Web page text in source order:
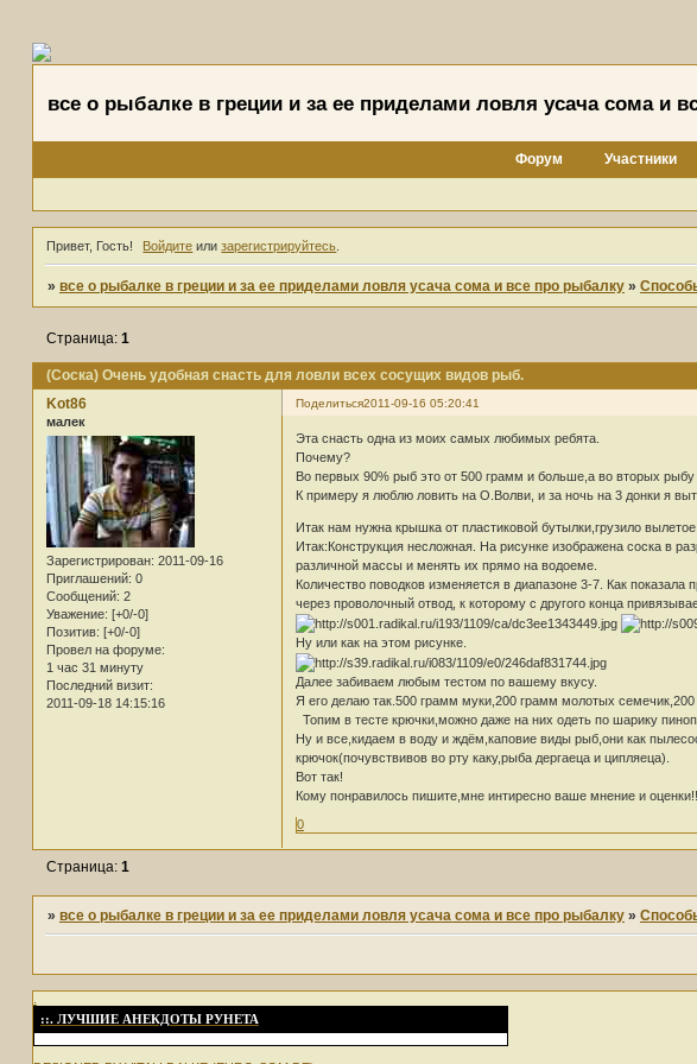
все о рыбалке в греции и за ее приделами ловля усача сома и
Форум Участники
Привет, Гость! Войдите илизарегистрируйтесь
» все о рыбалке в греции и за ее приделами ловля усача сома и все про рыбалку »
(Соска) Очень удобная снасть для ловли всех сосущих видов рыб.
Страница: 1
Поделиться2011-09-16 05:20:41
Kot86
малек
Зарегистрирован: 2011-09-16
Приглашений: 0
Сообщений: 2
Уважение: [+0/-0]
Позитив: [+0/-0]
Провел на форуме:
1 час 31 минуту
Последний визит:
2011-09-18 14:15:16
Эта снасть одна из моих самых любимых ребята.
Почему?
Во первых 90% рыб это от 500 грамм и больше,а во вторых
К примеру я люблю ловить на О.Волви, и за ночь на 3 донки я
Итак нам нужна крышка от пластиковой бутылки,грузило
Итак:Конструкция несложная. На рисунке изображена соска в
различной массы и менять их прямо на водоеме.
Количество поводков изменяется в диапазоне 3-7. Как
через проволочный отвод, к которому с другого конца
Ну или как на этом рисунке.
Далее забиваем любым тестом по вашему вкусу.
Я его делаю так.500 грамм муки,200 грамм молотых
Топим в тесте крючки,можно даже на них одеть по шарику
Ну и все,кидаем в воду и ждём,каповие виды рыб,они как
крючок(почувствивов во рту каку,рыба дергаеца и ципляеца).
Вот так!
Кому понравилось пишите,мне интиресно ваше мнение и
0
Страница: 1
» все о рыбалке в греции и за ее приделами ловля усача сома и все про рыбалку »
::. ЛУЧШИЕ АНЕКДОТЫ РУНЕТА